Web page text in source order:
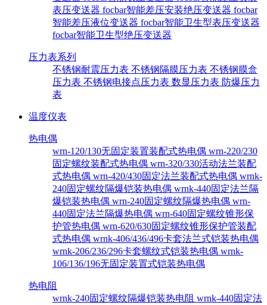
表压变送器 focbar智能差压安装绝压变送器 focbar
智能差压液位变送器 focbar智能卫生型表压变送器
focbar智能卫生型绝压变送器
压力表系列
不锈钢耐震压力表 不锈钢隔膜压力表 不锈钢膜盒
压力表 不锈钢电接点压力表 数显压力表 防爆压力
表
温度仪表
热电偶
wrn-120/130无固定装置装配式热电偶 wrn-220/230
固定螺纹装配式热电偶 wrn-320/330活动法兰装配
式热电偶 wrn-420/430固定法兰装配式热电偶 wrnk-
240固定螺纹隔爆铠装热电偶 wrnk-440固定法兰隔
爆铠装热电偶 wrn-240固定螺纹隔爆热电偶 wrn-
440固定法兰隔爆热电偶 wrn-640固定螺纹锥形保
护管热电偶 wrn-620/630固定螺纹锥形保护管装配
式热电偶 wrnk-406/436/496卡套法兰式铠装热电偶
wrnk-206/236/296卡套螺纹式铠装热电偶 wrnk-
106/136/196无固定装置式铠装热电偶
热电阻
wrnk-240固定螺纹隔爆铠装热电阻 wrnk-440固定法